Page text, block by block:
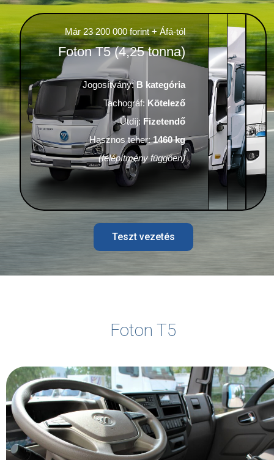
Már 23 200 000 forint + Áfá-tól
Foton T5 (4,25 tonna)
Jogosítvány:B kategória
Tachográf: Kötelező
Útdíj: Fizetendő
Hasznos teher:1460 kg
(felépítmény függően)
További infó...
Teszt vezetés
Foton T5